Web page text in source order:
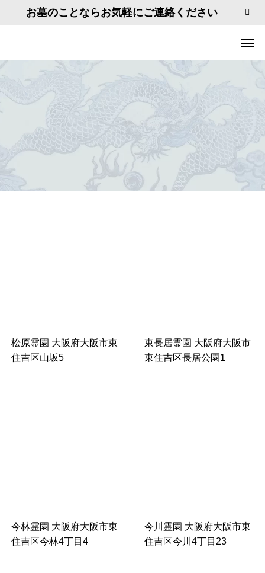
お墓のことならお気軽にご連絡ください
松原霊園 大阪府大阪市東
住吉区山坂5
東長居霊園 大阪府大阪市
東住吉区長居公園1
今林霊園 大阪府大阪市東
住吉区今林4丁目4
今川霊園 大阪府大阪市東
住吉区今川4丁目23